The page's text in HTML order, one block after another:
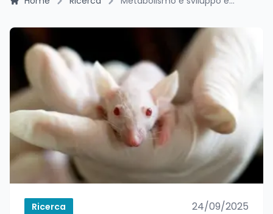
Ricerca 24/09/2025